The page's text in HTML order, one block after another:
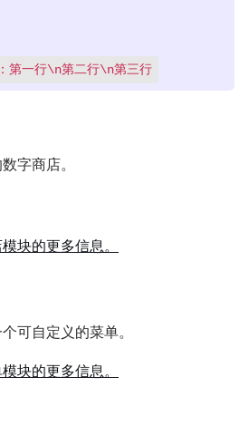
第一行\n第二行\n第三行
字商店。
块的更多信息。
可自定义的菜单。
块的更多信息。